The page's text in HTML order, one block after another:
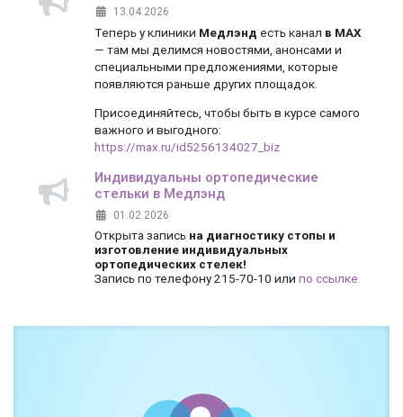
13.04.2026
Теперь у клиники Медлэнд есть канал в MAX
— там мы делимся новостями, анонсами и
специальными предложениями, которые
появляются раньше других площадок.
Присоединяйтесь, чтобы быть в курсе самого
важного и выгодного:
https://max.ru/id5256134027_biz
Индивидуальны ортопедические
стельки в Медлэнд
01.02.2026
Открыта запись на диагностику стопы и
изготовление индивидуальных
ортопедических стелек!
Запись по телефону 215-70-10 или по ссылке